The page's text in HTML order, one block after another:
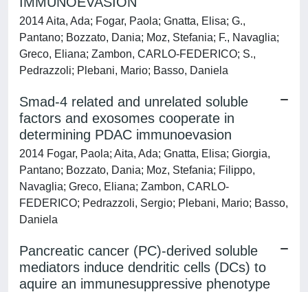
2014 Aita, Ada; Fogar, Paola; Gnatta, Elisa; G.,
Pantano; Bozzato, Dania; Moz, Stefania; F., Navaglia;
Greco, Eliana; Zambon, CARLO-FEDERICO; S.,
Pedrazzoli; Plebani, Mario; Basso, Daniela
Smad-4 related and unrelated soluble
factors and exosomes cooperate in
determining PDAC immunoevasion
2014 Fogar, Paola; Aita, Ada; Gnatta, Elisa; Giorgia,
Pantano; Bozzato, Dania; Moz, Stefania; Filippo,
Navaglia; Greco, Eliana; Zambon, CARLO-
FEDERICO; Pedrazzoli, Sergio; Plebani, Mario; Basso,
Daniela
Pancreatic cancer (PC)-derived soluble
mediators induce dendritic cells (DCs) to
aquire an immunesuppressive phenotype